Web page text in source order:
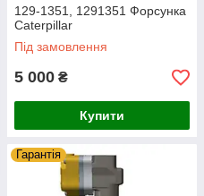
129-1351, 1291351 Форсунка
Caterpillar
Під замовлення
5 000 ₴
Купити
Гарантія